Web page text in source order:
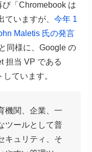
「Chromebook は
ていますが、今年 1
Maletis 氏の発言
と同様に、Google の
担当 VP である
ています。
機関、企業、一
ツールとして普
キュリティ、そ